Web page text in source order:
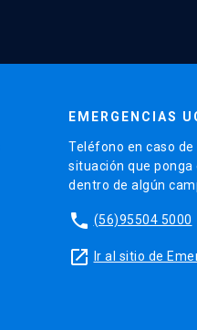
EMERGENCIAS
Teléfono en caso de
situación que ponga
dentro de algún
phone (56)95504 5000
launch Ir al sitio de